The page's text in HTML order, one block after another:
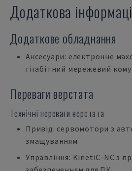
Додаткова
Додаткове обладнання
Аксесуари: електронне
гігабітний мережевий
Переваги верстата
Технічні переваги верстата
Привід: сервомотори з
змащуванням
Управління: KinetiC-NC з